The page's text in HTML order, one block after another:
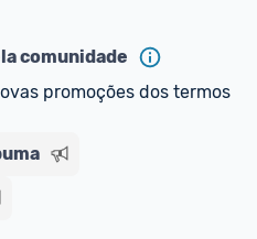
comunidade
promoções dos termos